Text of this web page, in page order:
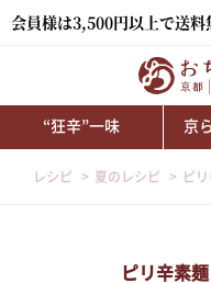
会員様は3,500円以上で送料
“狂辛”一味 京
レシピ 夏のレシピ ピ
ピリ辛素